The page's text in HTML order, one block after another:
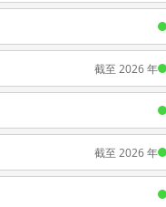
截至 2026 年
截至 2026 年